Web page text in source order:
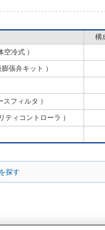
構
冷式 ）
張弁キット ）
フィルタ ）
ティコントローラ ）
探す